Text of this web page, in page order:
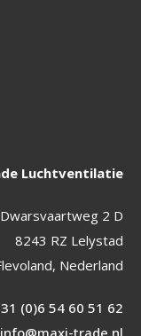
Luchtventilatie
Dwarsvaartweg 2 D
8243 RZ Lelystad
Nederland
(0)6 54 60 51 62